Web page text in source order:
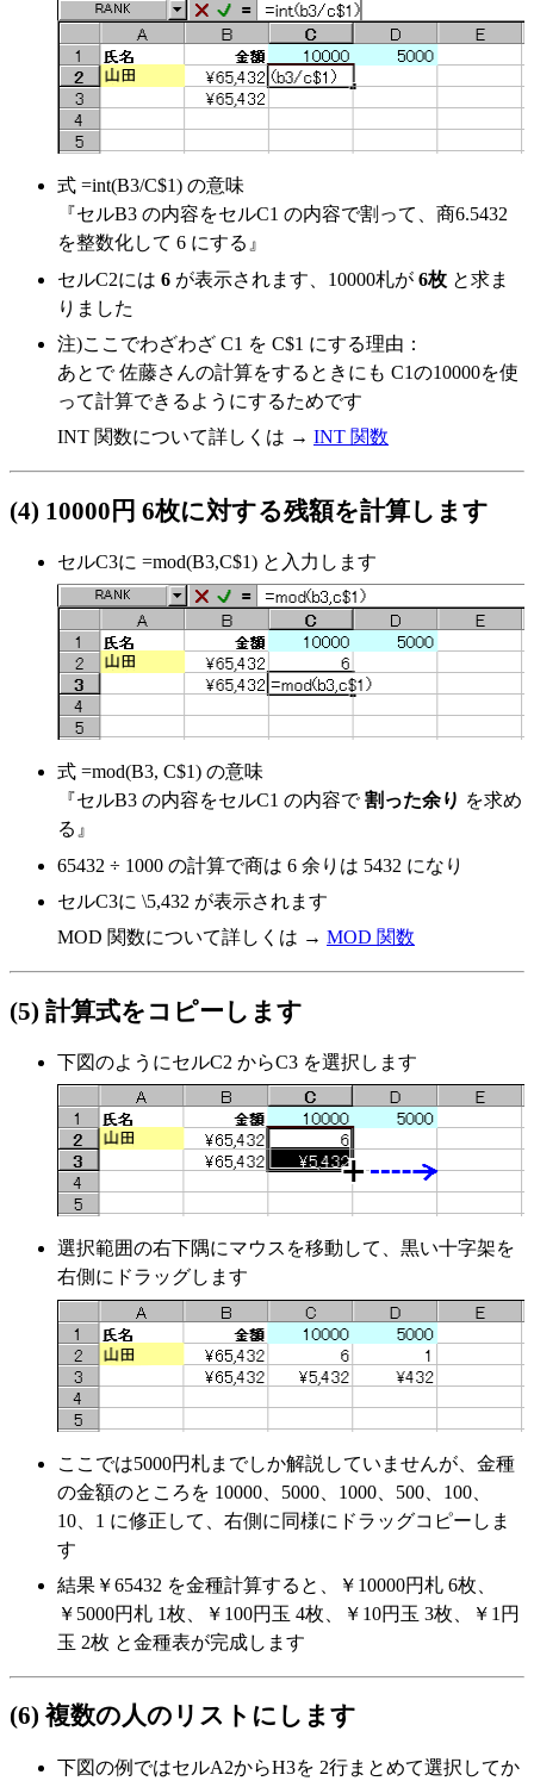
式 =int(B3/C$1) の意味
『セルB3 の内容をセルC1 の内容で割って、商6.5432
を整数化して 6 にする』
セルC2には 6 が表示されます、10000札が 6枚 と求ま
りました
注)ここでわざわざ C1 を C$1 にする理由：
あとで 佐藤さんの計算をするときにも C1の10000を使
って計算できるようにするためです
INT 関数について詳しくは → INT 関数
(4) 10000円 6枚に対する残額を計算します
セルC3に =mod(B3,C$1) と入力します
式 =mod(B3, C$1) の意味
『セルB3 の内容をセルC1 の内容で割った余り を求め
る』
65432 ÷ 1000 の計算で商は 6 余りは 5432 になり
セルC3に \5,432 が表示されます
MOD 関数について詳しくは → MOD 関数
(5) 計算式をコピーします
下図のようにセルC2 からC3 を選択します
選択範囲の右下隅にマウスを移動して、黒い十字架を
右側にドラッグします
ここでは5000円札までしか解説していませんが、金種
の金額のところを 10000、5000、1000、500、100、
10、1 に修正して、右側に同様にドラッグコピーしま
す
結果￥65432 を金種計算すると、￥10000円札 6枚、
￥5000円札 1枚、￥100円玉 4枚、￥10円玉 3枚、￥1円
玉 2枚 と金種表が完成します
(6) 複数の人のリストにします
下図の例ではセルA2からH3を 2行まとめて選択してか